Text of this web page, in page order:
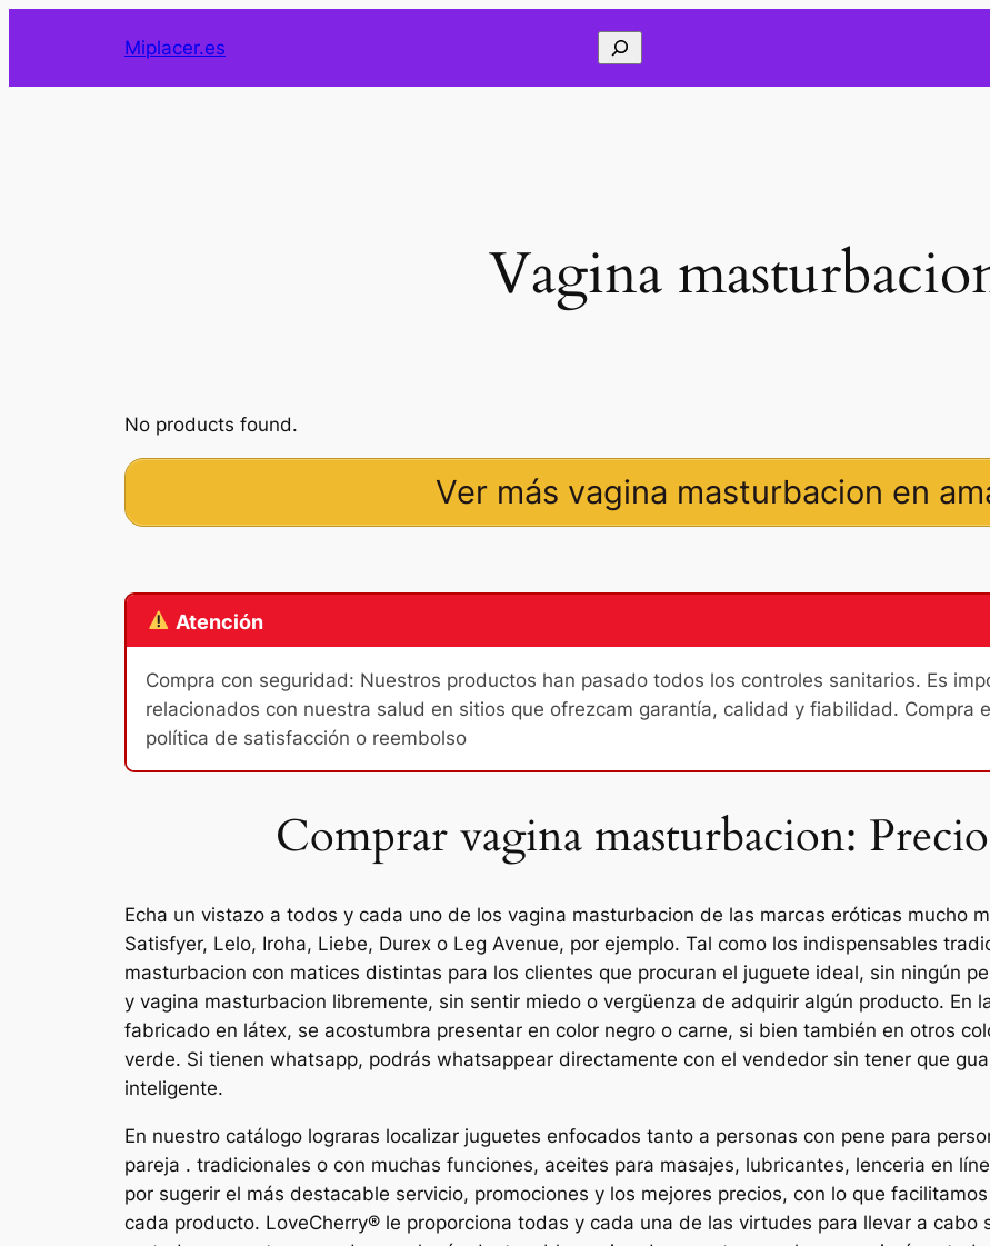
Miplacer.es Buscar
Vagina
No products found.
Ver más vagina masturbacion en
Atención
Compra con seguridad: Nuestros productos han pasado todos los controles sanitarios. Es
relacionados con nuestra salud en sitios que ofrezcam garantía, calidad y fiabilidad. Compra
política de satisfacción o reembolso
Comprar vagina masturbacion:
Echa un vistazo a todos y cada uno de los vagina masturbacion de las marcas eróticas mucho
Satisfyer, Lelo, Iroha, Liebe, Durex o Leg Avenue, por ejemplo. Tal como los indispensables
masturbacion con matices distintas para los clientes que procuran el juguete ideal, sin ningún
y vagina masturbacion libremente, sin sentir miedo o vergüenza de adquirir algún producto. En
fabricado en látex, se acostumbra presentar en color negro o carne, si bien también en otros
verde. Si tienen whatsapp, podrás whatsappear directamente con el vendedor sin tener que
inteligente.
En nuestro catálogo lograras localizar juguetes enfocados tanto a personas con pene para
pareja . tradicionales o con muchas funciones, aceites para masajes, lubricantes, lenceria en
por sugerir el más destacable servicio, promociones y los mejores precios, con lo que
cada producto. LoveCherry® le proporciona todas y cada una de las virtudes para llevar a